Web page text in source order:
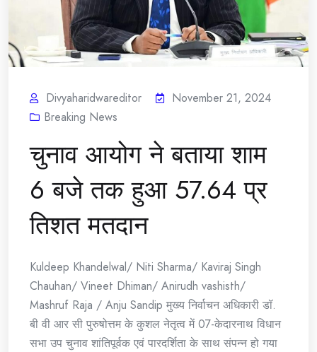
Divyaharidwareditor
November 21, 2024
Breaking News
चुनाव आयोग ने बताया शाम
6 बजे तक हुआ 57.64 प्र
तिशत मतदान
Kuldeep Khandelwal/ Niti Sharma/ Kaviraj Singh
Chauhan/ Vineet Dhiman/ Anirudh vashisth/
Mashruf Raja / Anju Sandip मुख्य निर्वाचन अधिकारी डॉ.
बी वी आर सी पुरुषोत्तम के कुशल नेतृत्व में 07-केदारनाथ विधान
सभा उप चुनाव शांतिपूर्वक एवं पारदर्शिता के साथ संपन्न हो गया